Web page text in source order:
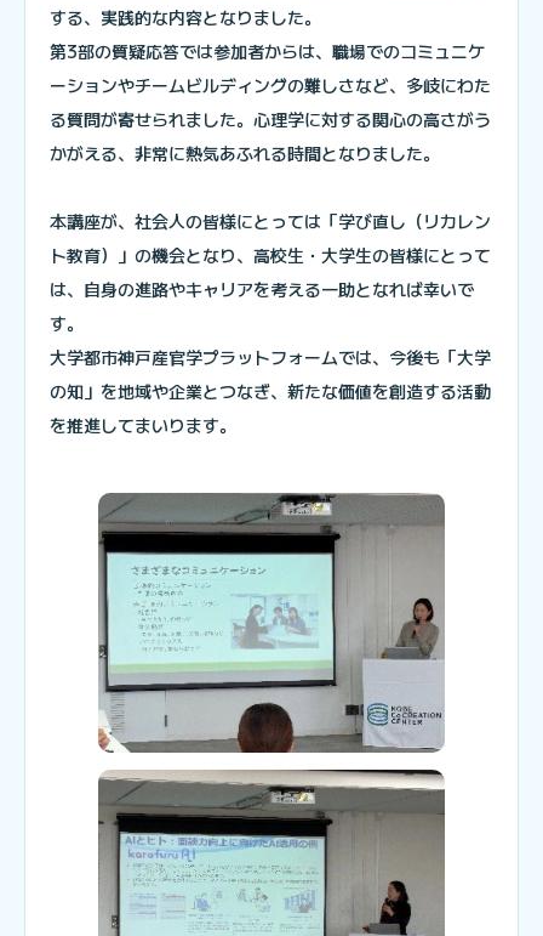
する、実践的な内容となりました。
第3部の質疑応答では参加者からは、職場でのコミュニケ
ーションやチームビルディングの難しさなど、多岐にわた
る質問が寄せられました。心理学に対する関心の高さがう
かがえる、非常に熱気あふれる時間となりました。
本講座が、社会人の皆様にとっては「学び直し（リカレン
ト教育）」の機会となり、高校生・大学生の皆様にとって
は、自身の進路やキャリアを考える一助となれば幸いで
す。
大学都市神戸産官学プラットフォームでは、今後も「大学
の知」を地域や企業とつなぎ、新たな価値を創造する活動
を推進してまいります。